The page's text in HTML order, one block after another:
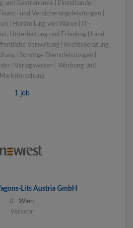
und Gastronomie | Einzelhandel |
und Versicherungsleistungen |
| Herstellung von Waren | IT-
Unterhaltung und Erholung | Land-
Verwaltung | Rechtsberatung
| Sonstige Dienstleistungen |
| Verlagswesen | Werbung und
Marktforschung
1 job
Lits Austria GmbH
Wien
Verkehr